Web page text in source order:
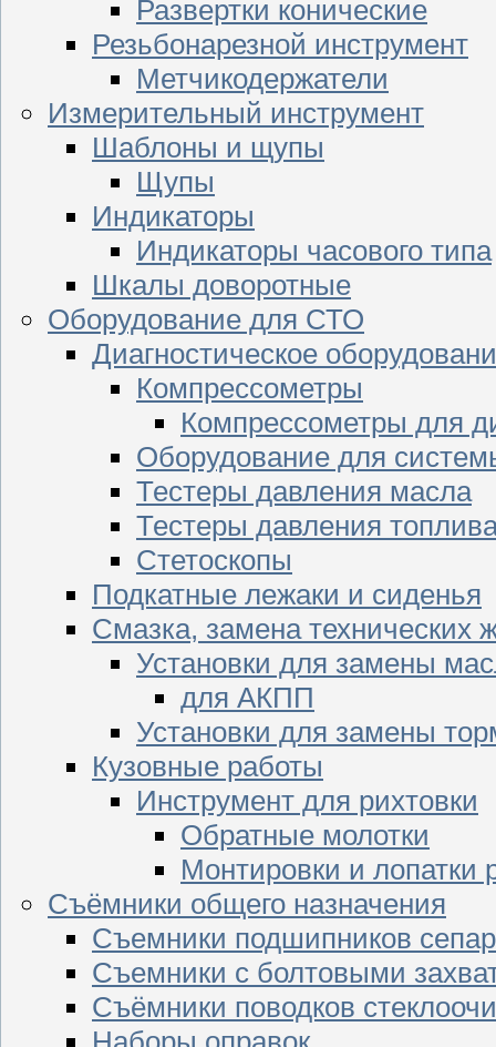
Развертки конические
Резьбонарезной инструмент
Метчикодержатели
Измерительный инструмент
Шаблоны и щупы
Щупы
Индикаторы
Индикаторы часового типа
Шкалы доворотные
Оборудование для СТО
Диагностическое
Компрессометры
Компрессометры для
Оборудование для
Тестеры давления масла
Тестеры давления
Стетоскопы
Подкатные лежаки и сиденья
Смазка, замена технических
Установки для замены
для АКПП
Установки для замены
Кузовные работы
Инструмент для рихтовки
Обратные молотки
Монтировки и лопатки
Съёмники общего назначения
Съемники подшипников
Съемники с болтовыми
Съёмники поводков